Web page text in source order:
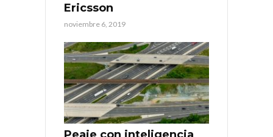
Ericsson
noviembre 6, 2019
Peaje con inteligencia